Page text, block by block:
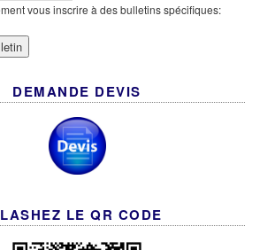
vous inscrire à des bulletins spécifiques:
DEMANDE DEVIS
LE QR CODE